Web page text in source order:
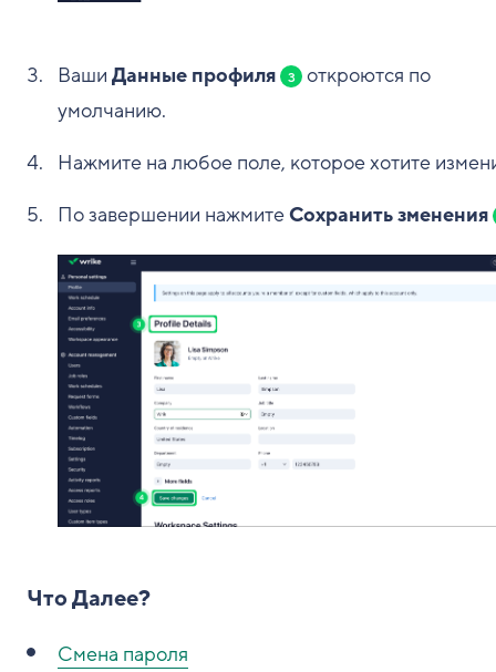
Ваши Данные профиля 3
откроются по
умолчанию.
Нажмите на любое поле, которое хотите
По завершении нажмитеСохранить зменения
Что Далее?
Смена пароля